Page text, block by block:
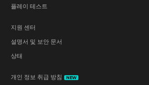
플레이 테스트
지원 센터
설명서 및 보안 문서
상태
개인 정보 취급 방침 NEW